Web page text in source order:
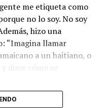
me etiqueta como
no lo soy. No soy
hizo una
“Imagina llamar
a un haitiano, o
dime cómo se
su